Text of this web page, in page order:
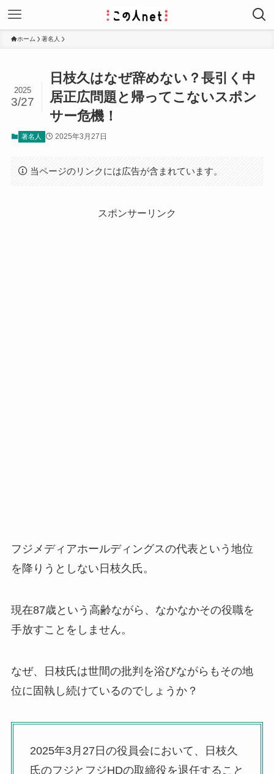
ホーム 著名人
日枝久はなぜ辞めない？長引く中
居正広問題と帰ってこないスポン
サー危機！
2025
3/27
著名人 2025年3月27日
当ページのリンクには広告が含まれています。
スポンサーリンク
フジメディアホールディングスの代表という地位
を降りうとしない日枝久氏。
現在87歳という高齢ながら、なかなかその役職を
手放すことをしません。
なぜ、日枝氏は世間の批判を浴びながらもその地
位に固執し続けているのでしょうか？
2025年3月27日の役員会において、日枝久
氏のフジとフジHDの取締役を退任すること